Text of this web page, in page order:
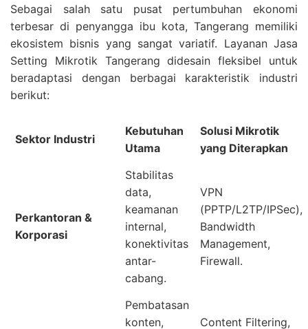
Sebagai salah satu pusat pertumbuhan ekonomi
terbesar di penyangga ibu kota, Tangerang memiliki
ekosistem bisnis yang sangat variatif. Layanan Jasa
Setting Mikrotik Tangerang didesain fleksibel untuk
beradaptasi dengan berbagai karakteristik industri
berikut:
Sektor Industri
Kebutuhan
Utama
Solusi Mikrotik
yang Diterapkan
Perkantoran &
Korporasi
Stabilitas
data,
keamanan
internal,
konektivitas
antar-
cabang.
VPN
(PPTP/L2TP/IPSec),
Bandwidth
Management,
Firewall.
Pembatasan
konten,
Content Filtering,